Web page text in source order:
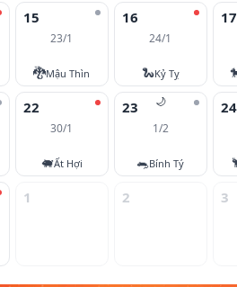
15
23/1
🐉Mậu Thìn
16
24/1
🐍Kỷ Tỵ
17
22
30/1
🐖Ất Hợi
🌙
23
1/2
🐀Bính Tý
24
1 2 3